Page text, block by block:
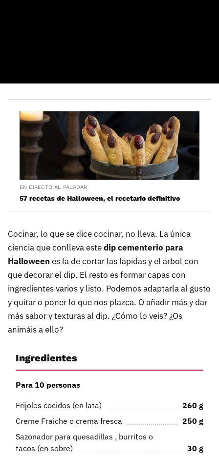
EN DIRECTO AL PALADAR
57 recetas de Halloween, el recetario definitivo
Cocinar, lo que se dice cocinar, no lleva. La única
ciencia que conlleva estedip cementerio para
Halloween es la de cortar las lápidas y el árbol con
que decorar el dip. El resto es formar capas con
ingredientes varios y listo. Podemos adaptarla al gusto
y quitar o poner lo que nos plazca. O añadir más y dar
más sabor y texturas al dip. ¿Cómo lo veis? ¿Os
animáis a ello?
Ingredientes
Para 10 personas
Frijoles cocidos (en lata) 260 g
Creme Fraiche o crema fresca
250 g
Sazonador para quesadillas , burritos o
tacos (en sobre)
30 g